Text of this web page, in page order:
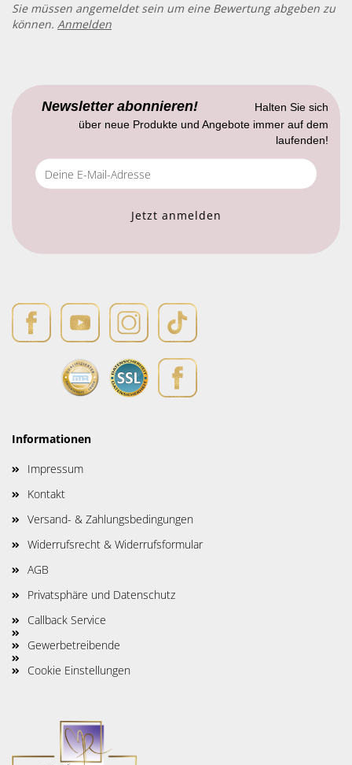
Sie müssen angemeldet sein um eine Bewertung abgeben zu
können. Anmelden
Newsletter abonnieren!
Halten Sie sich
über neue Produkte und Angebote immer auf dem
laufenden!
Informationen
Impressum
Kontakt
Versand- & Zahlungsbedingungen
Widerrufsrecht & Widerrufsformular
AGB
Privatsphäre und Datenschutz
Callback Service
Gewerbetreibende
Cookie Einstellungen